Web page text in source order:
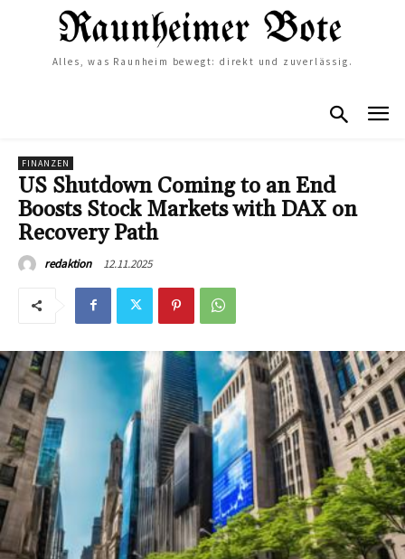
Alles, was Raunheim bewegt: direkt und zuverlässig.
FINANZEN
US Shutdown Coming to an End
Boosts Stock Markets with DAX on
Recovery Path
redaktion 12.11.2025